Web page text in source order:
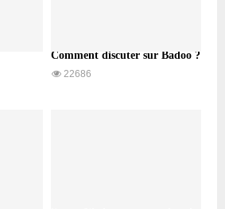
Comment discuter sur Badoo ?
22686